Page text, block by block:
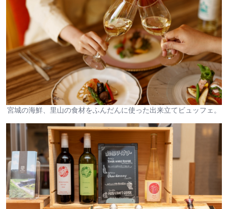
宮城の海鮮、里山の食材をふんだんに使った出来立てビュッフェ。